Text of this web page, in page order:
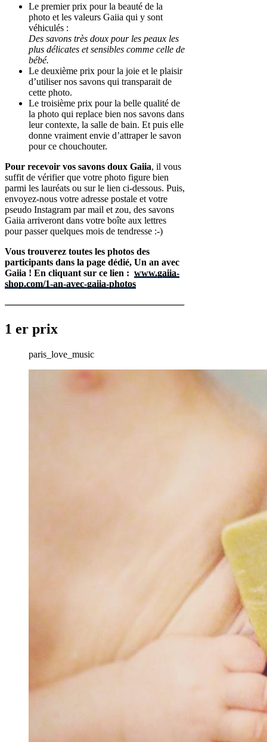
Le premier prix pour la beauté de la
photo et les valeurs Gaiia qui y sont
véhiculés :
Des savons très doux pour les peaux les
plus délicates et sensibles comme celle de
bébé.
Le deuxième prix pour la joie et le plaisir
d’utiliser nos savons qui transparait de
cette photo.
Le troisième prix pour la belle qualité de
la photo qui replace bien nos savons dans
leur contexte, la salle de bain. Et puis elle
donne vraiment envie d’attraper le savon
pour ce chouchouter.
Pour recevoir vos savons doux Gaiia, il vous
suffit de vérifier que votre photo figure bien
parmi les lauréats ou sur le lien ci-dessous. Puis,
envoyez-nous votre adresse postale et votre
pseudo Instagram par mail et zou, des savons
Gaiia arriveront dans votre boîte aux lettres
pour passer quelques mois de tendresse :-)
Vous trouverez toutes les photos des
participants dans la page dédié, Un an avec
Gaiia ! En cliquant sur ce lien : www.gaiia-
shop.com/1-an-avec-gaiia-photos
1 er prix
paris_love_music